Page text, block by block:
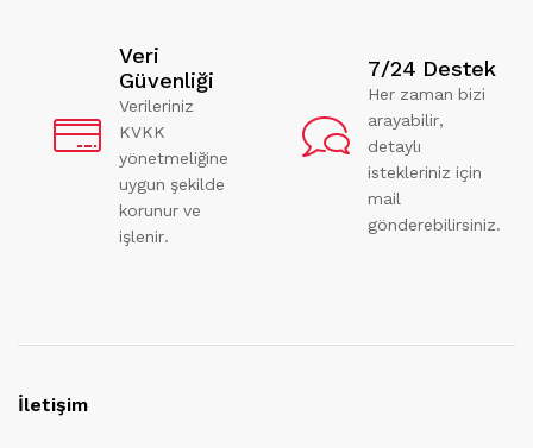
Veri
Güvenliği
Verileriniz
KVKK
yönetmeliğine
uygun şekilde
korunur ve
işlenir.
7/24 Destek
Her zaman bizi
arayabilir,
detaylı
istekleriniz için
mail
gönderebilirsiniz.
İletişim